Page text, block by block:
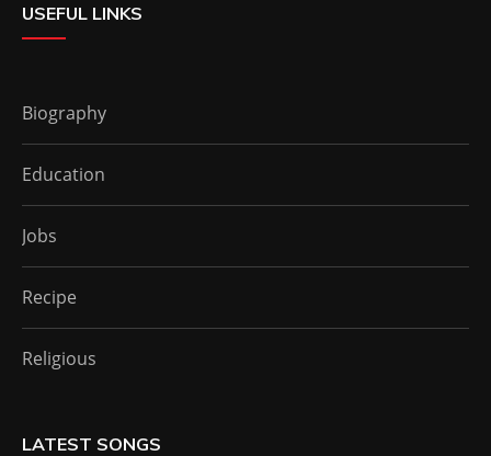
USEFUL LINKS
Biography
Education
Jobs
Recipe
Religious
LATEST SONGS